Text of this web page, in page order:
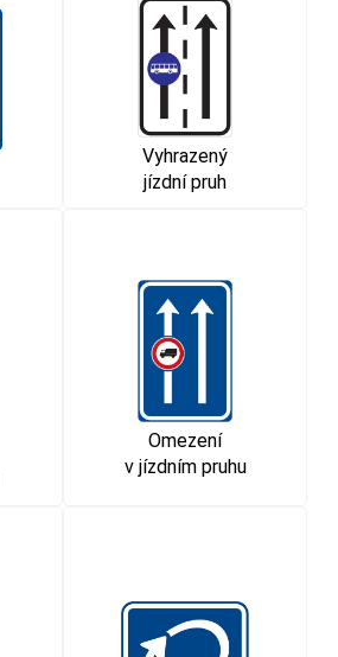
Vyhrazený
jízdní pruh
Omezení
v jízdním pruhu